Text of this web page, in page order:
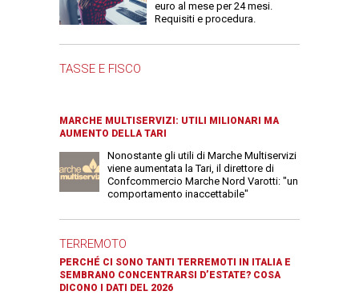
euro al mese per 24 mesi.
Requisiti e procedura.
TASSE E FISCO
MARCHE MULTISERVIZI: UTILI MILIONARI MA
AUMENTO DELLA TARI
Nonostante gli utili di Marche Multiservizi
viene aumentata la Tari, il direttore di
Confcommercio Marche Nord Varotti: "un
comportamento inaccettabile"
TERREMOTO
PERCHÉ CI SONO TANTI TERREMOTI IN ITALIA E
SEMBRANO CONCENTRARSI D’ESTATE? COSA
DICONO I DATI DEL 2026